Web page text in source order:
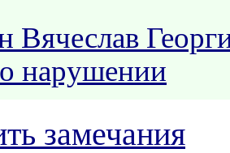
Вячеслав
нарушении
замечания